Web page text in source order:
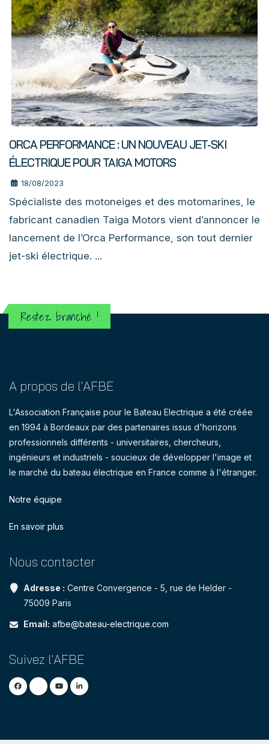
ORCA PERFORMANCE : UN NOUVEAU JET-SKI
ÉLECTRIQUE POUR TAIGA MOTORS
18/08/2023
Spécialiste des motoneiges et des motomarines, le
fabricant canadien Taiga Motors vient d’annoncer le
lancement de l’Orca Performance, son tout dernier
jet-ski électrique. ...
Restez branché !
A propos de l'AFBE
L'Association Française pour le Bateau Electrique a été créée
en 1994 à Bordeaux par des partenaires issus d'horizons
professionnels différents - universitaires, chercheurs,
ingénieurs et industriels - soucieux de développer l'image et
le marché du bateau électrique en France comme à l'étranger.
Notre équipe
En savoir plus
Nous contacter
Adresse : Centre Convergence - 5, rue de Helder -
75009 Paris
Email: afbe@bateau-electrique.com
Suivez l'AFBE